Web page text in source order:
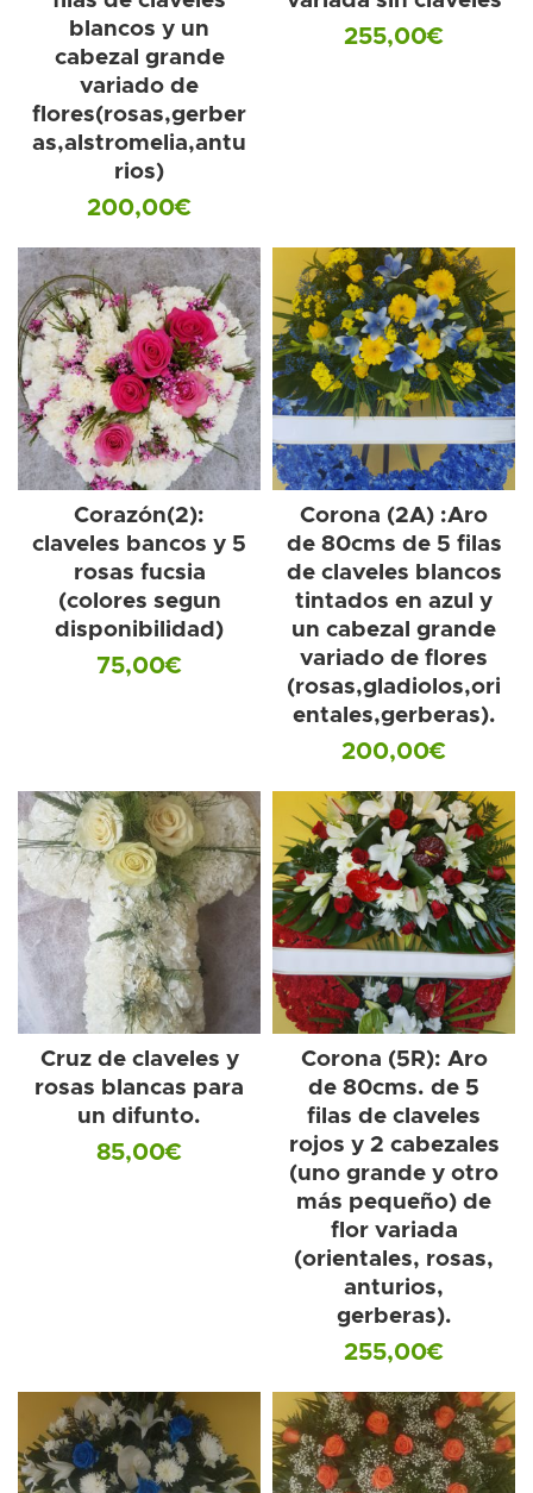
blancos y un
cabezal grande
variado de
flores(rosas,gerber
as,alstromelia,antu
rios)
200,00€
255,00€
Corazón(2):
claveles bancos y 5
rosas fucsia
(colores segun
disponibilidad)
75,00€
Corona (2A) :Aro
de 80cms de 5 filas
de claveles blancos
tintados en azul y
un cabezal grande
variado de flores
(rosas,gladiolos,ori
entales,gerberas).
200,00€
Cruz de claveles y
rosas blancas para
un difunto.
85,00€
Corona (5R): Aro
de 80cms. de 5
filas de claveles
rojos y 2 cabezales
(uno grande y otro
más pequeño) de
flor variada
(orientales, rosas,
anturios,
gerberas).
255,00€